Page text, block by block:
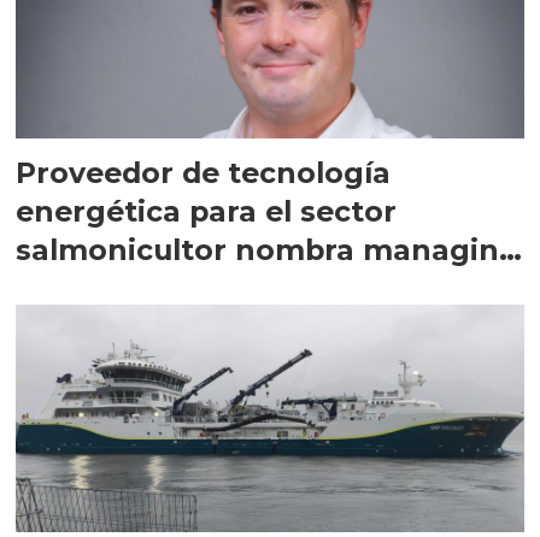
Proveedor de tecnología
energética para el sector
salmonicultor nombra managing